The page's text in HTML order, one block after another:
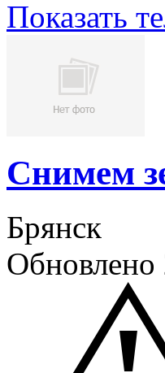
Показать
Снимем
Брянск